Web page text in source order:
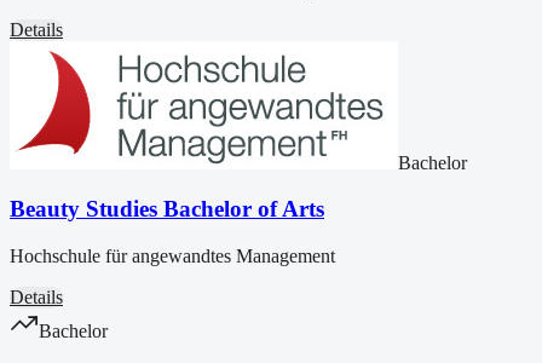
Details
Bachelor
Beauty Studies Bachelor of Arts
Hochschule für angewandtes Management
Details
Bachelor